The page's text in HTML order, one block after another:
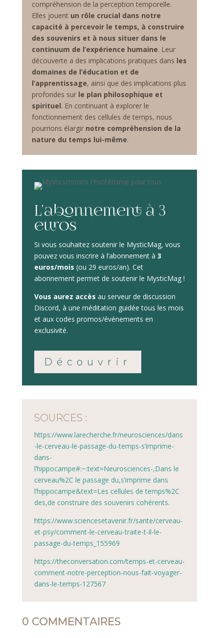
compréhension de la perception temporelle.
Elles jouentun rôle crucial dans notre
capacité à percevoir le temps, à construire
des souvenirs et à nous situer dans le
continuum de l’expérience humaine. Leur
découverte a des implications pratiques dans les
domaines de l’éducation et de
l’apprentissage, ainsi que des implications plus
profondes sur le plan philosophique et
spirituel. En continuant à explorer le
fonctionnement des cellules de temps, nous
pourrions élargir notre compréhension de la
nature du temps lui-même.
L’abonnement à 3
euros
Si vous souhaitez soutenir le MysticMag, vous
pouvez vous inscrire à l’abonnement à 3
euros/mois (ou 29 euros/an). Cet
abonnement permet de soutenir le MysticMag !
Vous aurez accès au serveur de discussion
Discord, à une méditation guidée tous les mois
et aux codes promos/événements en
exclusivité.
Découvrir
SOURCES :
https://www.larecherche.fr/neurosciences/dans
-le-cerveau-le-passage-du-temps-s’imprime-
dans-
l’hippocampe#:~:text=Neurosciences-,Dans le
cerveau%2C le passage du,s’imprime dans
l’hippocampe&text=Les cellules de temps%2C
des,de construire des souvenirs cohérents.
https://www.sciencesetavenir.fr/sante/cerveau-
et-psy/comment-le-cerveau-traite-t-il-le-
passage-du-temps_155969
https://theconversation.com/temps-et-cerveau-
comment-notre-perception-nous-fait-voyager-
dans-le-temps-127567
0 COMMENTAIRES